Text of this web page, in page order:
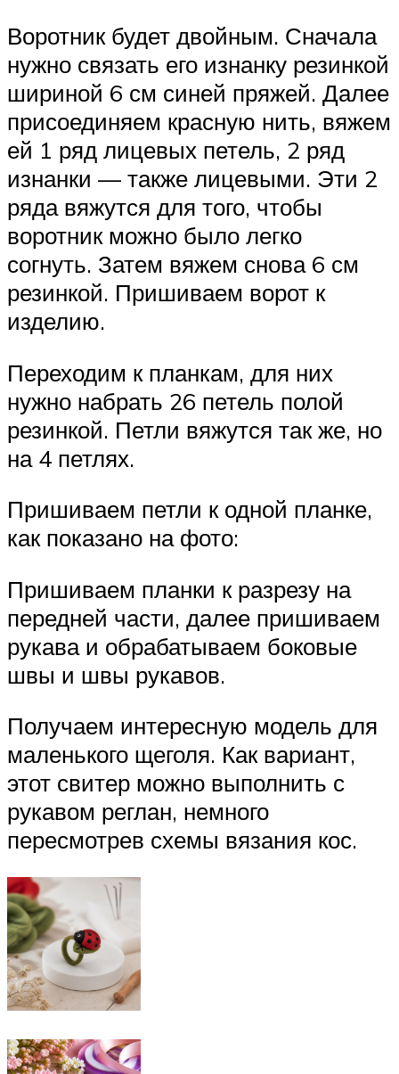
Воротник будет двойным. Сначала
нужно связать его изнанку резинкой
шириной 6 см синей пряжей. Далее
присоединяем красную нить, вяжем
ей 1 ряд лицевых петель, 2 ряд
изнанки — также лицевыми. Эти 2
ряда вяжутся для того, чтобы
воротник можно было легко
согнуть. Затем вяжем снова 6 см
резинкой. Пришиваем ворот к
изделию.
Переходим к планкам, для них
нужно набрать 26 петель полой
резинкой. Петли вяжутся так же, но
на 4 петлях.
Пришиваем петли к одной планке,
как показано на фото:
Пришиваем планки к разрезу на
передней части, далее пришиваем
рукава и обрабатываем боковые
швы и швы рукавов.
Получаем интересную модель для
маленького щеголя. Как вариант,
этот свитер можно выполнить с
рукавом реглан, немного
пересмотрев схемы вязания кос.